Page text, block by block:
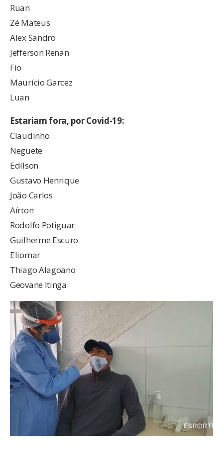
Ruan
Zé Mateus
Alex Sandro
Jefferson Renan
Fio
Maurício Garcez
Luan
Estariam fora, por Covid-19:
Claudinho
Neguete
Edílson
Gustavo Henrique
João Carlos
Aírton
Rodolfo Potiguar
Guilherme Escuro
Eliomar
Thiago Alagoano
Geovane Itinga